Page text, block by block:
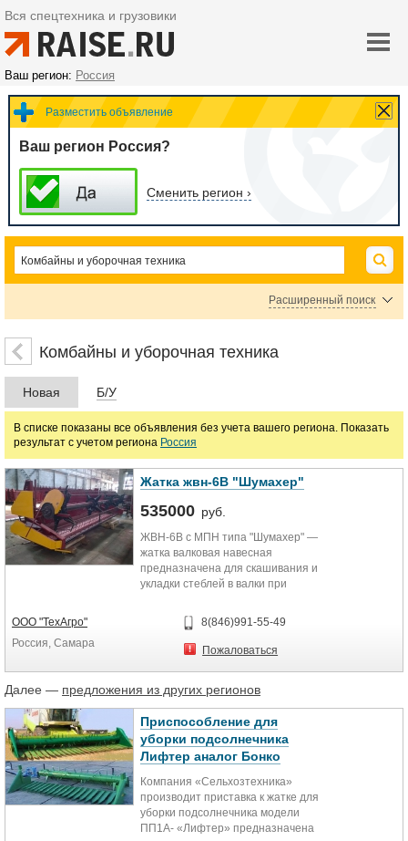
Вся спецтехника и грузовики
Ваш регион: Россия
Разместить объявление
Ваш регион Россия?
Сменить регион ›
Расширенный поиск
Комбайны кормоуборочные
Комбайны свеклоуборочные
Цена
руб.
Марка
Комбайны и уборочная техника
Новая Б/У
В списке показаны все объявления без учета вашего региона. Показать
результат с учетом региона Россия
Жатка жвн-6В "Шумахер"
535000 руб.
ЖВН-6В с МПН типа "Шумахер" —
жатка валковая навесная
предназначена для скашивания и
укладки стеблей в валки при
ООО "ТехАгро"
Россия, Самара
8(846)991-55-49
Пожаловаться
Далее — предложения из других регионов
Приспособление для
уборки подсолнечника
Лифтер аналог Бонко
Компания «Сельхозтехника»
производит приставка к жатке для
уборки подсолнечника модели
ПП1А- «Лифтер» предназначена